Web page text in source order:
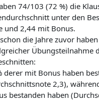
74/103 (72 %) die
unter den
und 2,44 mit Bonus.
die Jahre zuvor
Übungsteilnahme
derer mit Bonus haben
2,3),
bestanden haben